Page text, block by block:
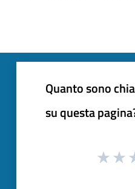
Quanto sono
su questa